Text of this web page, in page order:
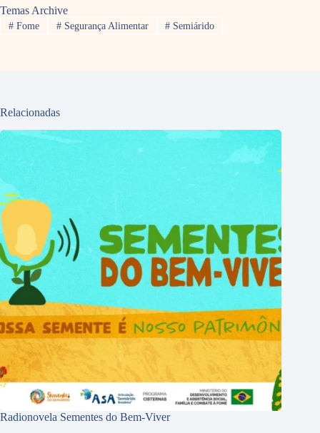
Temas Archive
#Fome #Segurança Alimentar # Semiárido
Relacionadas
Radionovela Sementes do Bem-Viver